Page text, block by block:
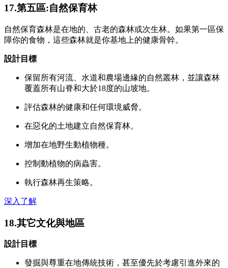
17.第五區:自然保育林
自然保育森林是在地的、古老的森林或次生林。如果第一區保
障你的食物，這些森林就是你基地上的健康骨幹。
設計目標
保留所有河流、水道和農場邊緣的自然叢林，並讓森林
覆蓋所有山脊和大於18度的山坡地。
評估森林的健康和任何環境威脅。
在惡化的土地建立自然保育林。
增加在地野生動植物種。
控制動植物的病蟲害。
執行森林再生策略。
深入了解
18.其它文化與地區
設計目標
發掘與尊重在地傳統技術，甚至優先於考慮引進外來的